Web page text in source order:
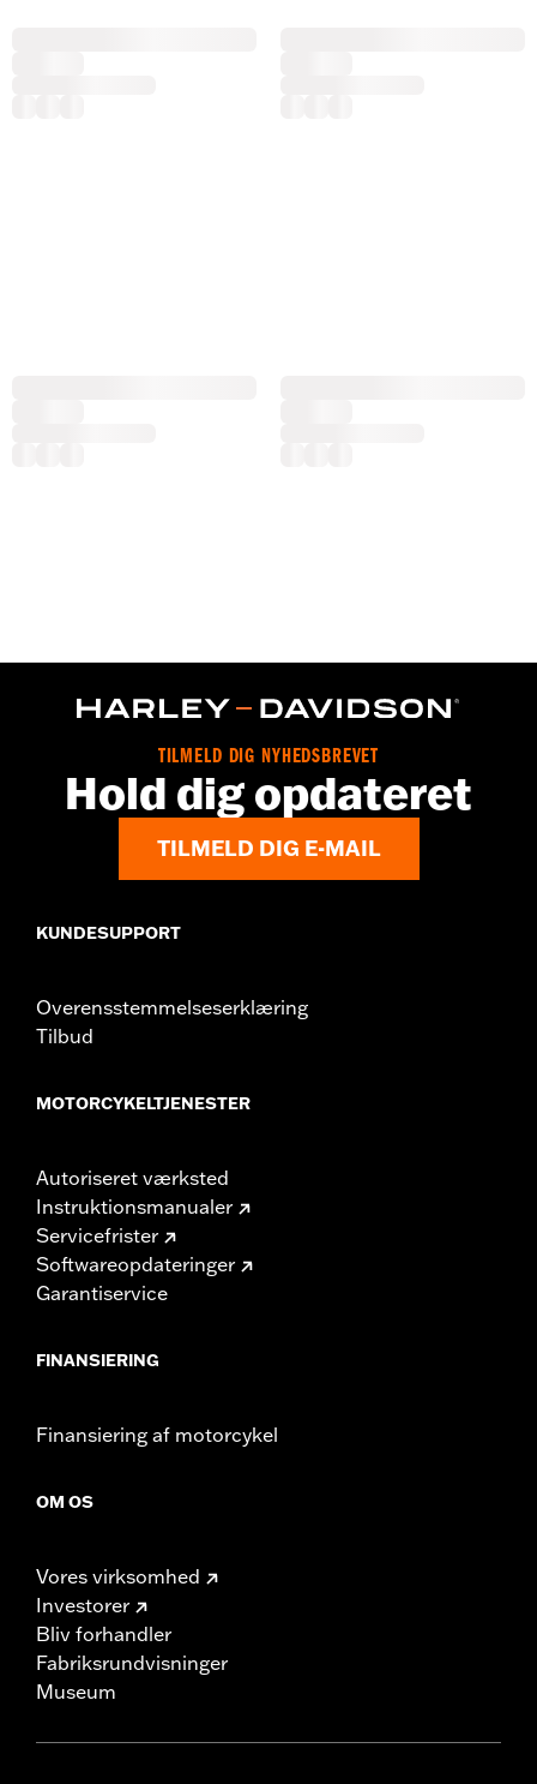
TILMELD DIG NYHEDSBREVET
Hold dig opdateret
TILMELD DIG E-MAIL
KUNDESUPPORT
Overensstemmelseserklæring
Tilbud
MOTORCYKELTJENESTER
Autoriseret værksted
Instruktionsmanualer
Servicefrister
Softwareopdateringer
Garantiservice
FINANSIERING
Finansiering af motorcykel
OM OS
Vores virksomhed
Investorer
Bliv forhandler
Fabriksrundvisninger
Museum